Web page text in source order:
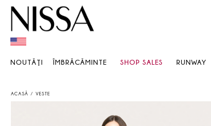
NOUTĂŢI ÎMBRĂCĂMINTE SHOP SALES RUNWAY
ACASĂ VESTE